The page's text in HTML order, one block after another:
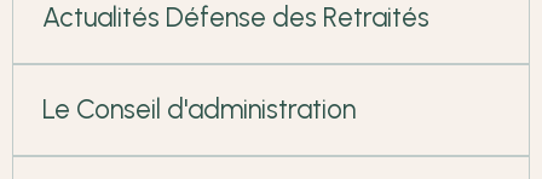
Actualités Défense des Retraités
Le Conseil d'administration